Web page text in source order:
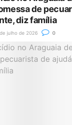
de
diz família
julho de 2026 0